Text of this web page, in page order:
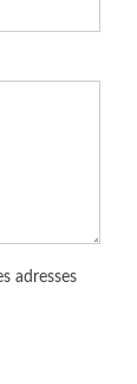
adresses